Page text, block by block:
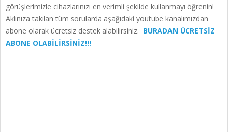
görüşlerimizle cihazlarınızı en verimli şekilde kullanmayı öğrenin!
Aklınıza takılan tüm sorularda aşağıdaki youtube kanalımızdan
abone olarak ücretsiz destek alabilirsiniz. BURADAN ÜCRETSİZ
ABONE OLABİLİRSİNİZ!!!